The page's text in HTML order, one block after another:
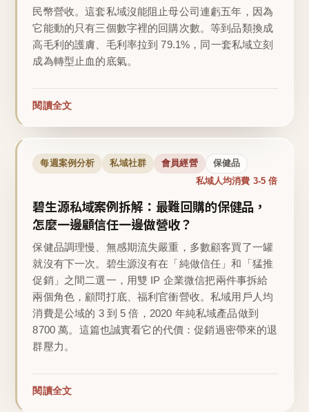
民幣營收。這套私域沒能阻止母公司連虧五年，因為
它能動的只有三個數字裡的回購次數。等到品類換成
高毛利的護膚、毛利率拉到 79.1%，同一套私域立刻
成為轉型止血的底氣。
閱讀全文
每週案例分析 私域社群 會員經營 保健品
私域人均消費 3-5 倍
碧生源私域案例拆解：最難回購的保健品，
怎麼一邊顧信任一邊做營收？
保健品調理慢、無感期流失嚴重，多數顧客買了一罐
就沒有下一次。碧生源沒有在「純做信任」和「猛推
促銷」之間二選一，用雙 IP 企業微信把兩件事拆給
兩個角色，顧問打底、福利官衝營收。私域用戶人均
消費是公域的 3 到 5 倍，2020 年純私域產品做到
8700 萬。這篇也誠實看它的代價：促銷過密帶來的退
群壓力。
閱讀全文